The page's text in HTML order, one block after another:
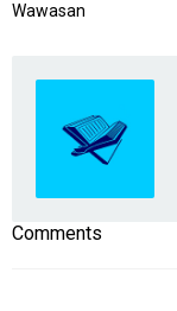
Wawasan
Comments